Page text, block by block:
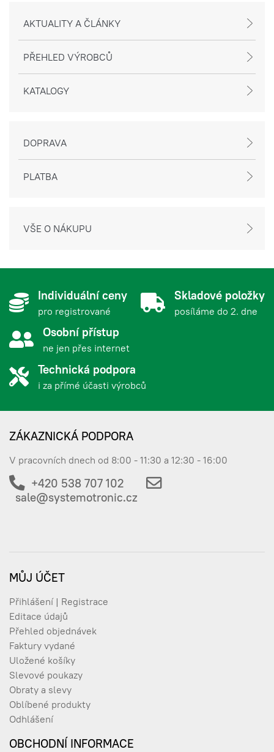
AKTUALITY A ČLÁNKY
PŘEHLED VÝROBCŮ
KATALOGY
DOPRAVA
PLATBA
VŠE O NÁKUPU
Individuální ceny
pro registrované
Skladové položky
posíláme do 2. dne
Osobní přístup
ne jen přes internet
Technická podpora
i za přímé účasti výrobců
ZÁKAZNICKÁ PODPORA
V pracovních dnech od 8:00 - 11:30 a 12:30 - 16:00
+420 538 707 102
sale@systemotronic.cz
MŮJ ÚČET
Přihlášení | Registrace
Editace údajů
Přehled objednávek
Faktury vydané
Uložené košíky
Slevové poukazy
Obraty a slevy
Oblíbené produkty
Odhlášení
OBCHODNÍ INFORMACE